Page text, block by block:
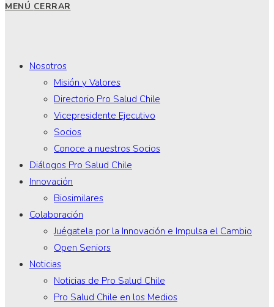
MENÚ CERRAR
Nosotros
Misión y Valores
Directorio Pro Salud Chile
Vicepresidente Ejecutivo
Socios
Conoce a nuestros Socios
Diálogos Pro Salud Chile
Innovación
Biosimilares
Colaboración
Juégatela por la Innovación e Impulsa el Cambio
Open Seniors
Noticias
Noticias de Pro Salud Chile
Pro Salud Chile en los Medios